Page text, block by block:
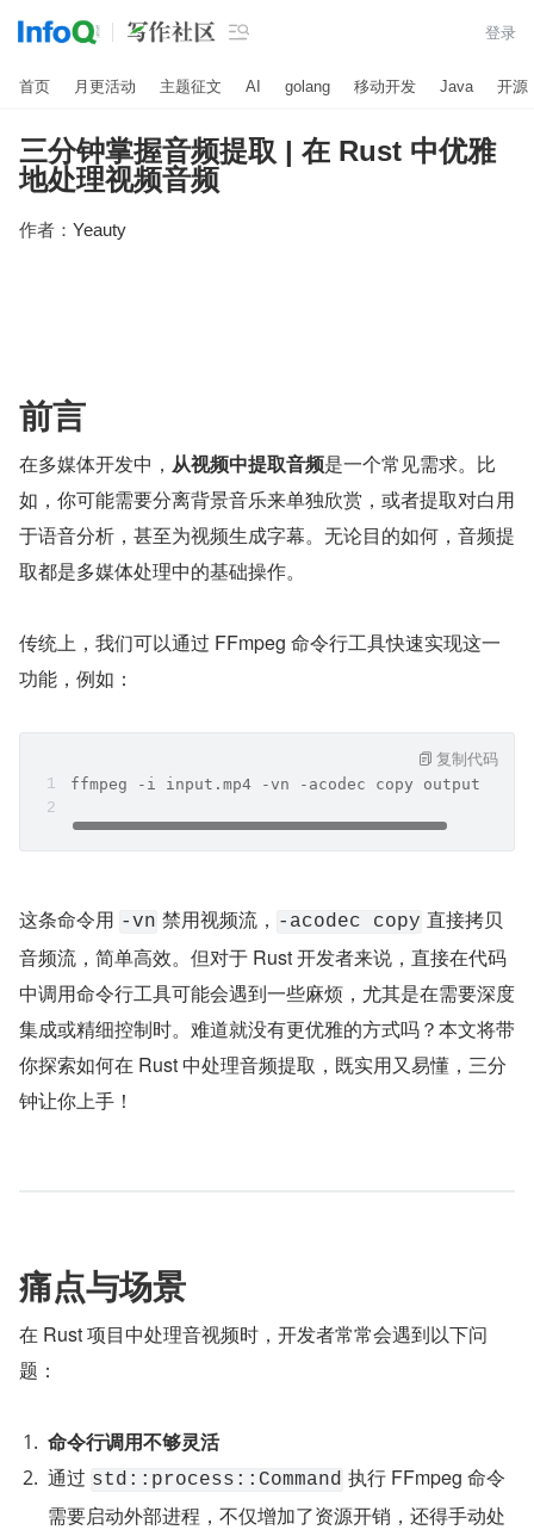
 登录
首页 月更活动 主题征文 AI golang 移动开发 Java 开源
三分钟掌握音频提取 | 在 Rust 中优雅
地处理视频音频
作者： Yeauty
前言
在多媒体开发中， 从视频中提取音频是一个常见需求。比
如，你可能需要分离背景音乐来单独欣赏，或者提取对白用
于语音分析，甚至为视频生成字幕。无论目的如何，音频提
取都是多媒体处理中的基础操作。
传统上，我们可以通过 FFmpeg 命令行工具快速实现这一
功能，例如：
ffmpeg -i input.mp4 -vn -acodec copy output.aac
复制代码
这条命令用 -vn 禁用视频流， -acodec copy 直接拷贝
音频流，简单高效。但对于 Rust 开发者来说，直接在代码
中调用命令行工具可能会遇到一些麻烦，尤其是在需要深度
集成或精细控制时。难道就没有更优雅的方式吗？本文将带
你探索如何在 Rust 中处理音频提取，既实用又易懂，三分
钟让你上手！
痛点与场景
在 Rust 项目中处理音视频时，开发者常常会遇到以下问
题：
命令行调用不够灵活
通过 std::process::Command 执行 FFmpeg 命令
需要启动外部进程，不仅增加了资源开销，还得手动处